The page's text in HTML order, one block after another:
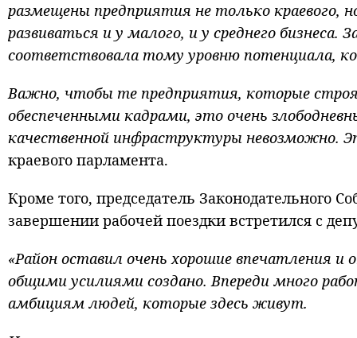
размещены предприятия не только краевого,
развиваться и у малого, и у среднего
соответствовала тому уровню потенциала,
Важно, чтобы те предприятия, которые
обеспеченными кадрами, это очень
качественной инфраструктуры невозможно.
краевого парламента.
Кроме того, председатель Законодательного
завершении рабочей поездки встретился с
«Район оставил очень хорошие впечатления
общими усилиями создано. Впереди много
амбициям людей, которые здесь живут.